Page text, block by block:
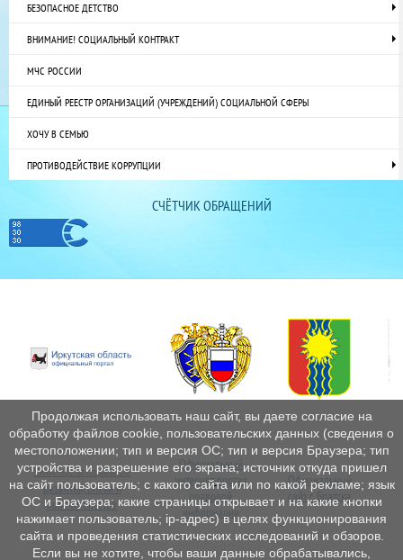
БЕЗОПАСНОЕ ДЕТСТВО
ВНИМАНИЕ! СОЦИАЛЬНЫЙ КОНТРАКТ
МЧС РОССИИ
ЕДИНЫЙ РЕЕСТР ОРГАНИЗАЦИЙ (УЧРЕЖДЕНИЙ) СОЦИАЛЬНОЙ СФЕРЫ
ХОЧУ В СЕМЬЮ
ПРОТИВОДЕЙСТВИЕ КОРРУПЦИИ
СЧЁТЧИК ОБРАЩЕНИЙ
Министерство социального
развития, опеки и
попечительства
Официальный
интернетпортал
правовой
информации
Официальный
сайт г. Братска
Продолжая использовать наш сайт, вы даете согласие на
обработку файлов cookie, пользовательских данных (сведения о
местоположении; тип и версия ОС; тип и версия Браузера; тип
устройства и разрешение его экрана; источник откуда пришел
на сайт пользователь; с какого сайта или по какой рекламе; язык
ОС и Браузера; какие страницы открывает и на какие кнопки
нажимает пользователь; ip-адрес) в целях функционирования
сайта и проведения статистических исследований и обзоров.
Если вы не хотите, чтобы ваши данные обрабатывались,